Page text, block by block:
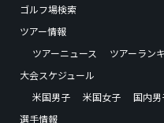
ゴルフ場検索
ツアー情報
ツアーニュース
ツアーラン
大会スケジュール
米国男子
米国女子 国内男
選手情報